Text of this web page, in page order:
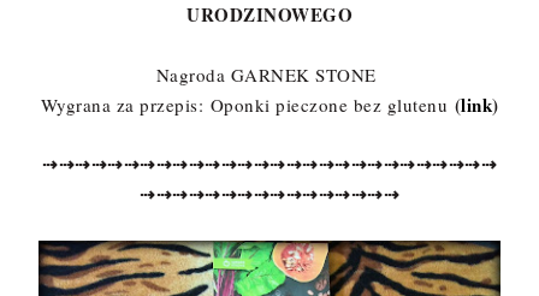
URODZINOWEGO
Nagroda GARNEK STONE
Wygrana za przepis: Oponki pieczone bez glutenu (link)
⇢⇢⇢⇢⇢⇢⇢⇢⇢⇢⇢⇢⇢⇢⇢⇢⇢⇢⇢⇢⇢⇢⇢⇢⇢⇢⇢⇢
⇢⇢⇢⇢⇢⇢⇢⇢⇢⇢⇢⇢⇢⇢⇢⇢